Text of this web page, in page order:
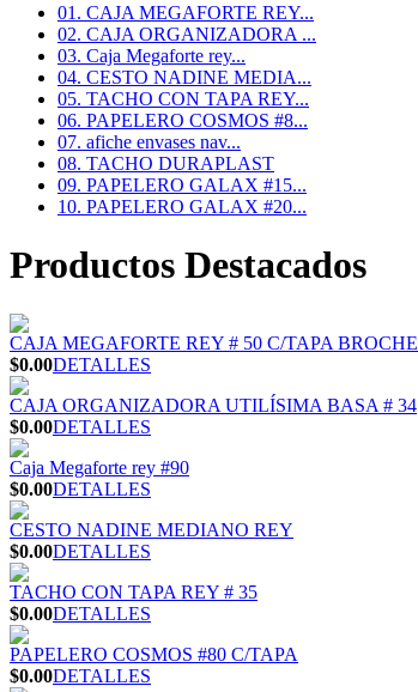
01. CAJA MEGAFORTE REY...
02. CAJA ORGANIZADORA ...
03. Caja Megaforte rey...
04. CESTO NADINE MEDIA...
05. TACHO CON TAPA REY...
06. PAPELERO COSMOS #8...
07. afiche envases nav...
08. TACHO DURAPLAST
09. PAPELERO GALAX #15...
10. PAPELERO GALAX #20...
Productos Destacados
CAJA MEGAFORTE REY # 50 C/TAPA BROCHE
$0.00DETALLES
CAJA ORGANIZADORA UTILÍSIMA BASA # 34
$0.00DETALLES
Caja Megaforte rey #90
$0.00DETALLES
CESTO NADINE MEDIANO REY
$0.00DETALLES
TACHO CON TAPA REY # 35
$0.00DETALLES
PAPELERO COSMOS #80 C/TAPA
$0.00DETALLES